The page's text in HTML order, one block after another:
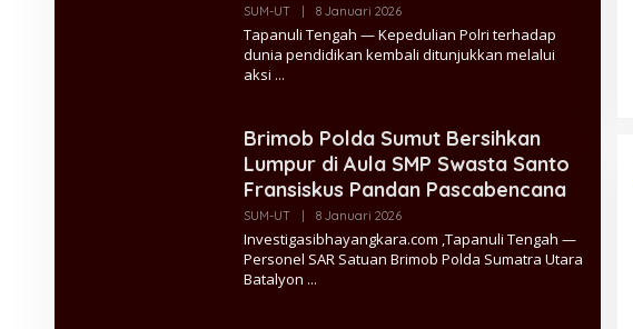
SUM-UT 8 Januari 2026Oleh
Wijaya
Tapanuli Tengah — Kepedulian Polri terhadap
dunia pendidikan kembali ditunjukkan melalui
aksi
Brimob Polda Sumut Bersihkan
Lumpur di Aula SMP Swasta Santo
Fransiskus Pandan Pascabencana
SUM-UT 8 Januari 2026Oleh
Wijaya
Investigasibhayangkara.com ,Tapanuli Tengah —
Personel SAR Satuan Brimob Polda Sumatra Utara
Batalyon
Paskibraka Kota Depok dengan
Penguatan Ideologi Pancasila dan
Pencegahan IRET